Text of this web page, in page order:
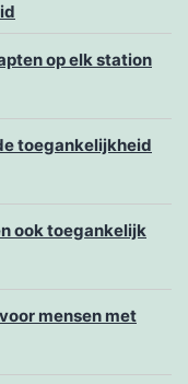
op elk station
toegankelijkheid
ook toegankelijk
mensen met